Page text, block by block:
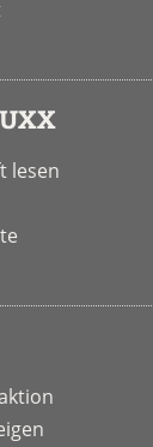
lesen